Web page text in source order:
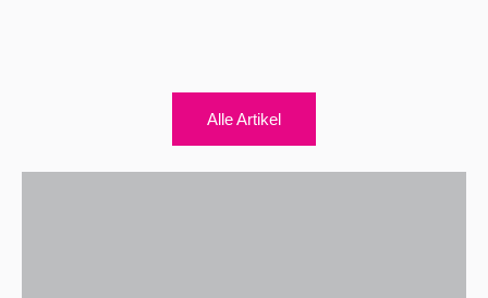
Alle Artikel